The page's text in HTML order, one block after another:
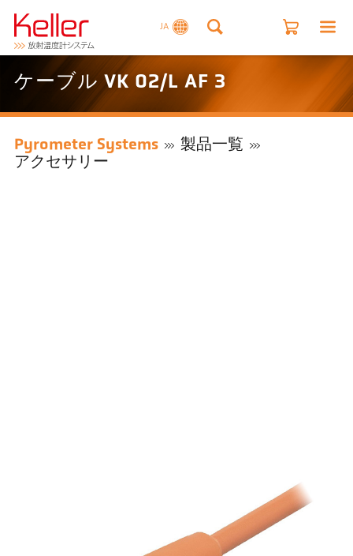
JA
ケーブル VK 02/L AF 3
Pyrometer Systems
製品一覧
アクセサリー